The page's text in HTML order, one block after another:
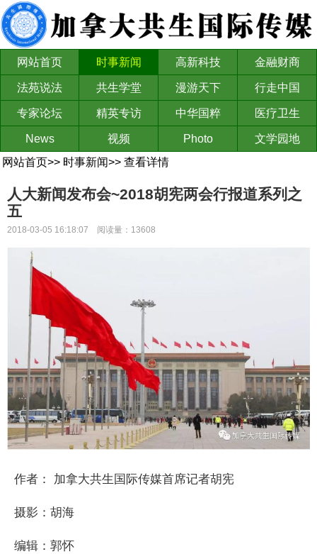
网站首页 时事新闻 高新科技 金融财商
法苑说法 共生学堂 漫游天下 行走中国
专家论坛 精英专访 中华国粹 医疗卫生
News 视频 Photo
文学园地
网站首页>> 时事新闻>> 查看详情
人大新闻发布会~2018胡宪两会行报道系列之
五
2018-03-05 16:18:07 阅读量：13608
作者： 加拿大共生国际传媒首席记者胡宪
摄影：胡海
编辑：郭怀